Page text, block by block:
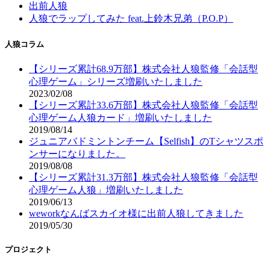
出前人狼
人狼でラップしてみた feat.上鈴木兄弟（P.O.P）
人狼コラム
【シリーズ累計68.9万部】株式会社人狼監修「会話型
心理ゲーム」シリーズ増刷いたしました
2023/02/08
【シリーズ累計33.6万部】株式会社人狼監修「会話型
心理ゲーム人狼カード」増刷いたしました
2019/08/14
ジュニアバドミントンチーム【Selfish】のTシャツスポ
ンサーになりました。
2019/08/08
【シリーズ累計31.3万部】株式会社人狼監修「会話型
心理ゲーム人狼」増刷いたしました
2019/06/13
weworkなんばスカイオ様に出前人狼してきました
2019/05/30
プロジェクト